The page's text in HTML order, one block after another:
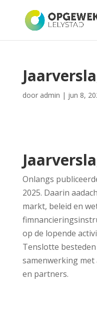
door admin | jun 8,
Onlangs
2025. Daarin
markt, beleid en
op de lopende
Tenslotte
samenwerking
en partners.